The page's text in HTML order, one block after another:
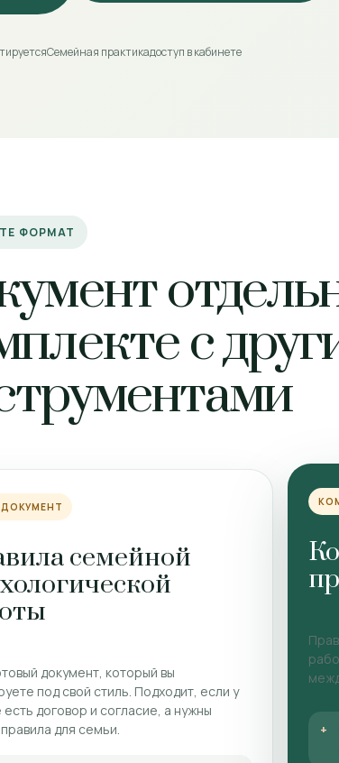
Семейная практикадоступ в кабинете
ФОРМАТ
с
семейной
документ, который вы
под свой стиль. Подходит, если у
есть договор и согласие, а нужны
для семьи.